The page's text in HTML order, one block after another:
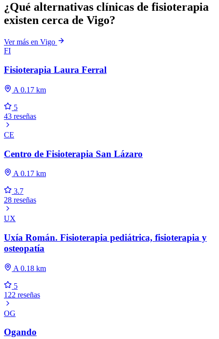
¿Qué alternativas clínicas de fisioterapia
existen cerca de Vigo?
Ver más en Vigo
FI
Fisioterapia Laura Ferral
A 0.17 km
5
43 reseñas
CE
Centro de Fisioterapia San Lázaro
A 0.17 km
3.7
28 reseñas
UX
Uxía Román. Fisioterapia pediátrica, fisioterapia y
osteopatía
A 0.18 km
5
122 reseñas
OG
Ogando